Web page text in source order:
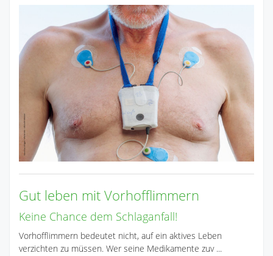
Gut leben mit Vorhofflimmern
Keine Chance dem Schlaganfall!
Vorhofflimmern bedeutet nicht, auf ein aktives Leben
verzichten zu müssen. Wer seine Medikamente zuv ...